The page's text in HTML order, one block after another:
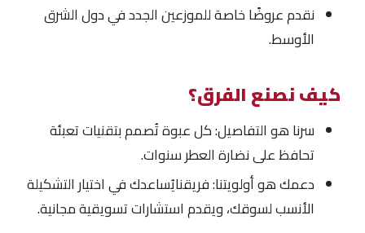
نقدم عروضًا خاصة للموزعين الجدد في دول الشرق
الأوسط.
كيف نصنع الفرق؟
سرنا هو التفاصيل: كل عبوة تُصمم بتقنيات تعبئة
تحافظ على نضارة العطر سنوات.
دعمك هو أولويتنا: فريقنايُساعدك في اختيار التشكيلة
الأنسب لسوقك، ويقدم استشارات تسويقية مجانية.